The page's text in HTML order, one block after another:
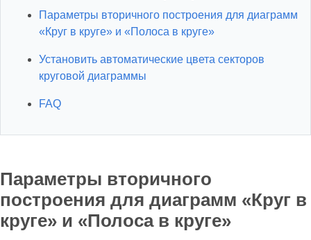
Параметры вторичного построения для диаграмм
«Круг в круге» и «Полоса в круге»
Установить автоматические цвета секторов
круговой диаграммы
FAQ
Параметры вторичного
построения для диаграмм «Круг в
круге» и «Полоса в круге»